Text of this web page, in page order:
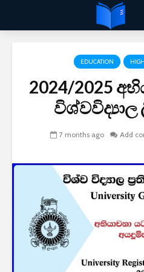
EDUCATION
2024/2025
විශ්වවිද්‍යාල
7 months ago Add